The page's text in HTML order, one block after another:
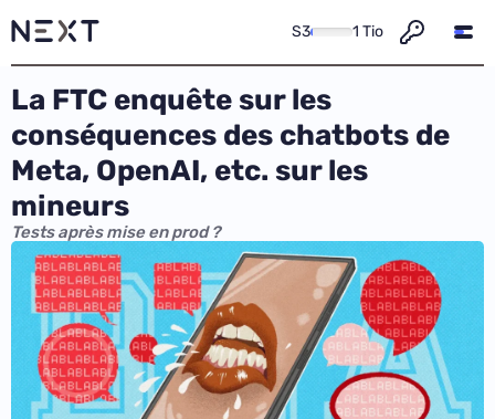
S3 1 Tio
La FTC enquête sur les
conséquences des chatbots de
Meta, OpenAI, etc. sur les
mineurs
Tests après mise en prod ?